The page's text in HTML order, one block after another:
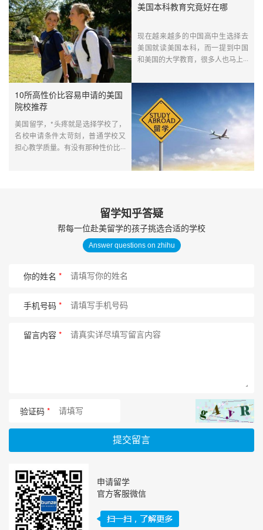
美国本科教育究竟好在哪
现在越来越多的中国高中生选择去
美国就读美国本科，而一提到中国
和美国的大学教育，很多人也马上···
10所高性价比容易申请的美国
院校推荐
美国留学，*头疼就是选择学校了，
名校申请条件太苛刻，普通学校又
担心教学质量。有没有那种性价比···
留学知乎答疑
帮每一位赴美留学的孩子挑选合适的学校
Answer questions on zhihu
你的姓名 *
手机号码 *
留言内容 *
验证码 *
提交留言
申请留学
官方客服微信